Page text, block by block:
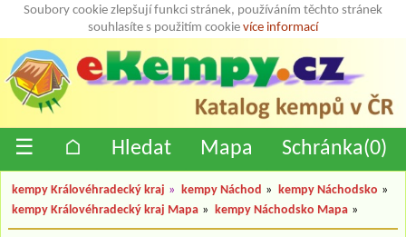
Soubory cookie zlepšují funkci stránek, používáním těchto stránek
souhlasíte s použitím cookie více informací
☰ ⌂ Hledat Mapa Schránka(0)
kempy Královéhradecký kraj » kempy Náchod » kempy Náchodsko »
kempy Královéhradecký kraj Mapa » kempy Náchodsko Mapa »